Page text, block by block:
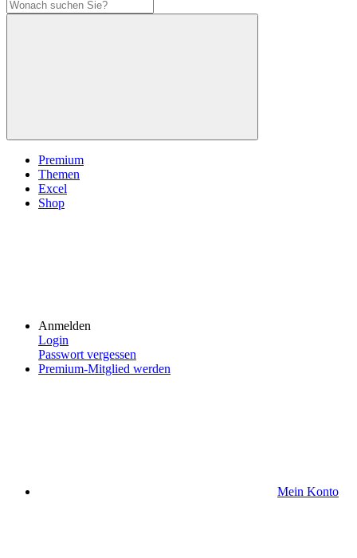
Premium
Themen
Excel
Shop
Anmelden
Login
Passwort vergessen
Premium-Mitglied werden
Mein Konto